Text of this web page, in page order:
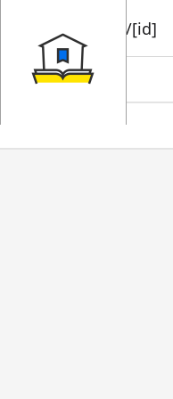
book/rent/[id]